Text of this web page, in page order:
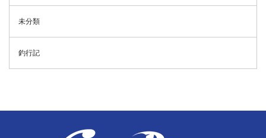
未分類
釣行記